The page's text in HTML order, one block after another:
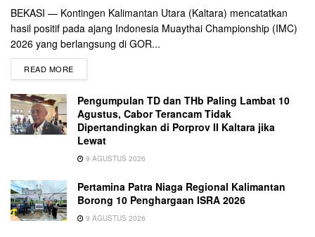
BEKASI — Kontingen Kalimantan Utara (Kaltara) mencatatkan
hasil positif pada ajang Indonesia Muaythai Championship (IMC)
2026 yang berlangsung di GOR...
READ MORE
Pengumpulan TD dan THb Paling Lambat 10
Agustus, Cabor Terancam Tidak
Dipertandingkan di Porprov II Kaltara jika
Lewat
9 AGUSTUS 2026
Pertamina Patra Niaga Regional Kalimantan
Borong 10 Penghargaan ISRA 2026
9 AGUSTUS 2026